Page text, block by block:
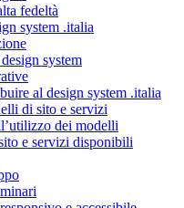
fedeltà
system .italia
system
al design system .italia
di sito e servizi
dei modelli
e servizi disponibili